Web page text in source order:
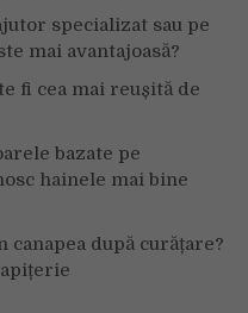
specializat sau pe
mai avantajoasă?
fi cea mai reușită de
bazate pe
hainele mai bine
după curățare?